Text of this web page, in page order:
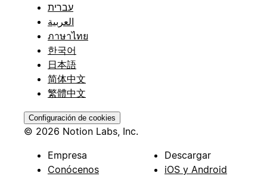
עברית
العربية
ภาษาไทย
한국어
日本語
简体中文
繁體中文
Configuración de cookies
© 2026 Notion Labs, Inc.
Empresa
Conócenos
Descargar
iOS y Android